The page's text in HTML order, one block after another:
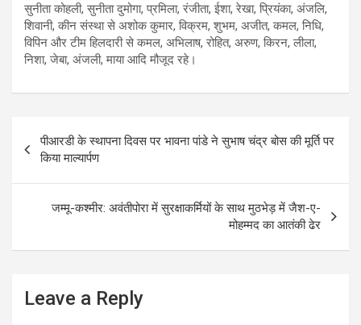
सुनीता कोहली, सुनीता दुमोगा, प्रमिला, रंजीता, ईशा, रेखा, प्रियंका, अंजलि,
शिवानी, कीन संस्था से अशोक कुमार, विक्रम, शुभम, अजीत, कमल, निधि,
विपिन और टीम हिलदारी से कमल, अभिलाष, रोहित, अरुण, किरन, लीला,
निशा, जेबा, अंजली, माया आदि मौजूद रहे।
navigation
पीआरडी के स्थापना दिवस पर भावना पांडे ने सुभाष चंद्र बोस की मूर्ति पर
किया माल्यार्पण
जम्मू-कश्मीर: अवंतीपोरा में सुरक्षाकर्मियों के साथ मुठभेड़ में जैश-ए-
मोहम्मद का आतंकी ढेर
Leave a Reply